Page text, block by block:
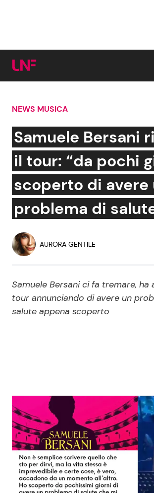
Cerca:
News e Cronaca
Attualità Italiana
Dal Mondo
Economia
Persone Scomparse
Politica
Gossip
Bellezze
Coppie
Reality
News Musica
News Spettacolo
Benessere
Casa Consigli
NEWS MUSICA
Samuele Bersani
il tour: “da pochi
scoperto di avere
problema di
AURORA GENTILE
Samuele Bersani ci fa tremare, ha
tour annunciando di avere un
salute appena scoperto